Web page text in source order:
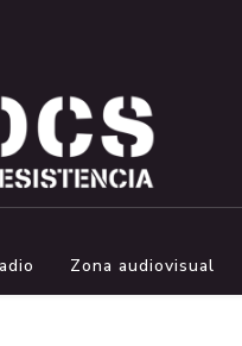
Zona audiovisual